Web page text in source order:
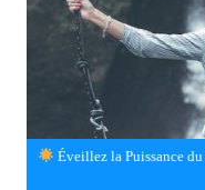
Éveillez la Puissance du